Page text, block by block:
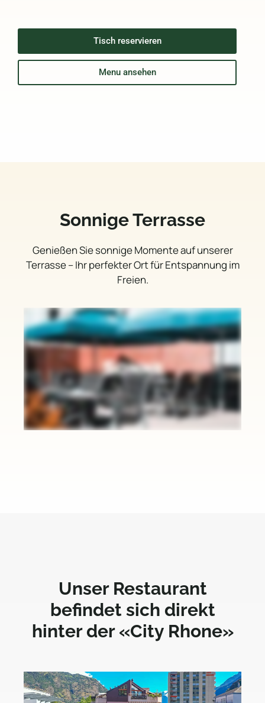
Tisch reservieren
Menu ansehen
Sonnige Terrasse
Genießen Sie sonnige Momente auf unserer
Terrasse – Ihr perfekter Ort für Entspannung im
Freien.
Unser Restaurant
befindet sich direkt
hinter der «City Rhone»